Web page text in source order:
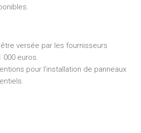
versée par les fournisseurs
000 euros.
pour l’installation de panneaux